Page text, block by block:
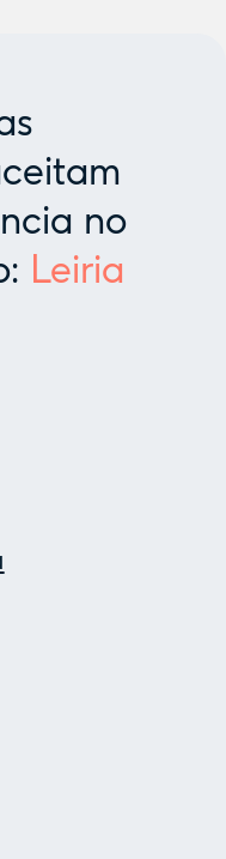
no
Leiria